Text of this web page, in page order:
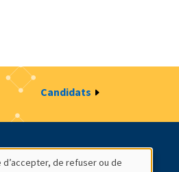
Candidats
de refuser ou de